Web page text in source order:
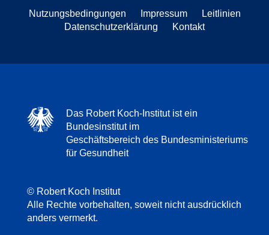
Nutzungsbedingungen Impressum
Leitlinien
Datenschutzerklärung
Kontakt
Das Robert Koch-Institut ist ein
Bundesinstitut im
Geschäftsbereich des Bundesministeriums
für Gesundheit
© Robert Koch Institut
Alle Rechte vorbehalten, soweit nicht ausdrücklich
anders vermerkt.